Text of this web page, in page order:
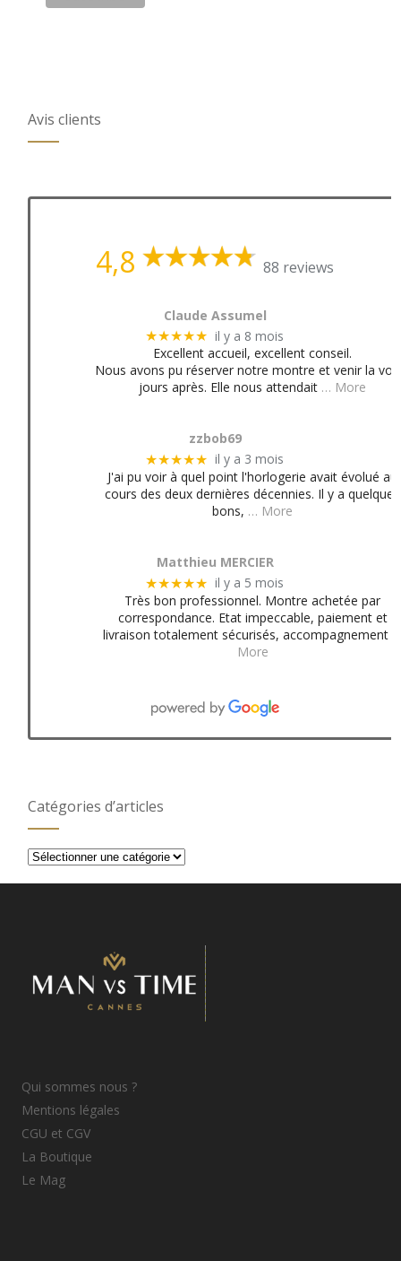
Avis clients
4,8 88 reviews
Claude Assumel
★★★★★ il y a 8 mois
Excellent accueil, excellent conseil.
Nous avons pu réserver notre montre et venir la
jours après. Elle nous attendait … More
zzbob69
★★★★★ il y a 3 mois
J'ai pu voir à quel point l'horlogerie avait évolué au
cours des deux dernières décennies. Il y a quelques
bons, … More
Matthieu MERCIER
★★★★★ il y a 5 mois
Très bon professionnel. Montre achetée par
correspondance. Etat impeccable, paiement et
livraison totalement sécurisés, accompagnement
More
Catégories d’articles
Catégories
Qui sommes nous ?
Mentions légales
CGU et CGV
La Boutique
Le Mag